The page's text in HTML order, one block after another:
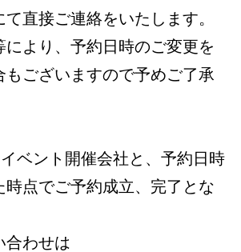
て直接ご連絡をいたします。
により、予約日時のご変更を
もございますので予めご了承
ベント開催会社と、予約日時
時点でご予約成立、完了とな
わせは